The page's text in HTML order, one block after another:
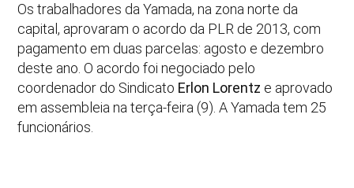
Os trabalhadores da Yamada, na zona norte da
capital, aprovaram o acordo da PLR de 2013, com
pagamento em duas parcelas: agosto e dezembro
deste ano. O acordo foi negociado pelo
coordenador do Sindicato Erlon Lorentz e aprovado
em assembleia na terça-feira (9). A Yamada tem 25
funcionários.